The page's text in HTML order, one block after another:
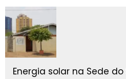
Energia solar na Sede